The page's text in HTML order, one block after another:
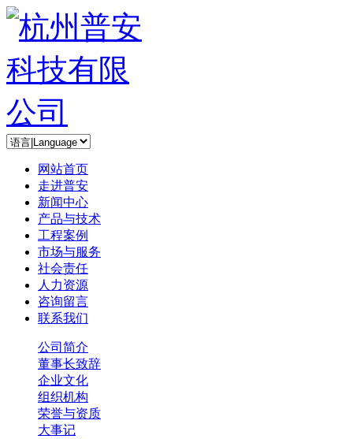
网站首页
走进普安
新闻中心
产品与技术
工程案例
市场与服务
社会责任
人力资源
咨询留言
联系我们
公司简介
董事长致辞
企业文化
组织机构
荣誉与资质
大事记